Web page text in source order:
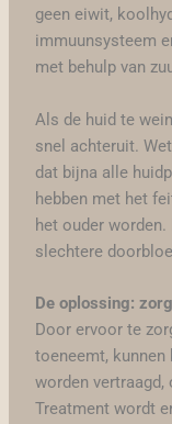
geen eiwit,
immuunsysteem
met behulp van
Als de huid te
snel achteruit.
dat bijna alle
hebben met het
het ouder
slechtere
De oplossing:
Door ervoor te
toeneemt, kunnen
worden vertraagd,
Treatment wordt